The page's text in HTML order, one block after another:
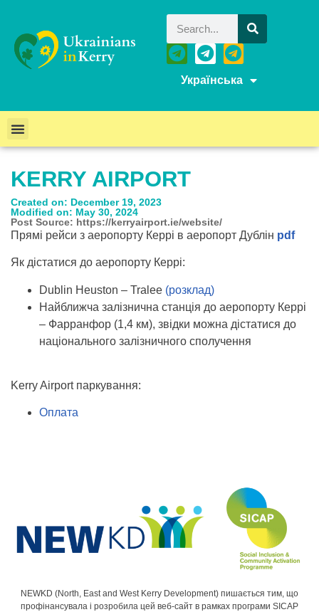
Українська
KERRY AIRPORT
Created on: December 19, 2023
Modified on: May 30, 2024
Post Source: https://kerryairport.ie/website/
Прямі рейси з аеропорту Керрі в аеропорт Дублін pdf
Як дістатися до аеропорту Керрі:
Dublin Heuston – Tralee (розклад)
Найближча залізнична станція до аеропорту Керрі
– Фарранфор (1,4 км), звідки можна дістатися до
національного залізничного сполучення
Kerry Airport паркування:
Оплата
NEWKD (North, East and West Kerry Development) пишається тим, що
профінансувала і розробила цей веб-сайт в рамках програми SICAP